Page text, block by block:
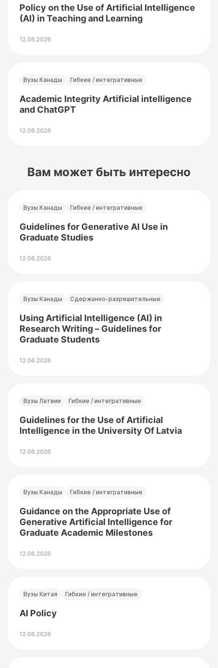
Policy on the Use of Artificial Intelligence
(AI) in Teaching and Learning
12.06.2026
Вузы Канады Гибкие / интегративные
Academic Integrity Artificial intelligence
and ChatGPT
12.06.2026
Вам может быть интересно
Вузы Канады Гибкие / интегративные
Guidelines for Generative AI Use in
Graduate Studies
12.06.2026
Вузы Канады Сдержанно-разрешительные
Using Artificial Intelligence (AI) in
Research Writing – Guidelines for
Graduate Students
12.06.2026
Вузы Латвии Гибкие / интегративные
Guidelines for the Use of Artificial
Intelligence in the University Of Latvia
12.06.2026
Вузы Канады Гибкие / интегративные
Guidance on the Appropriate Use of
Generative Artificial Intelligence for
Graduate Academic Milestones
12.06.2026
Вузы Китая Гибкие / интегративные
AI Policy
12.06.2026